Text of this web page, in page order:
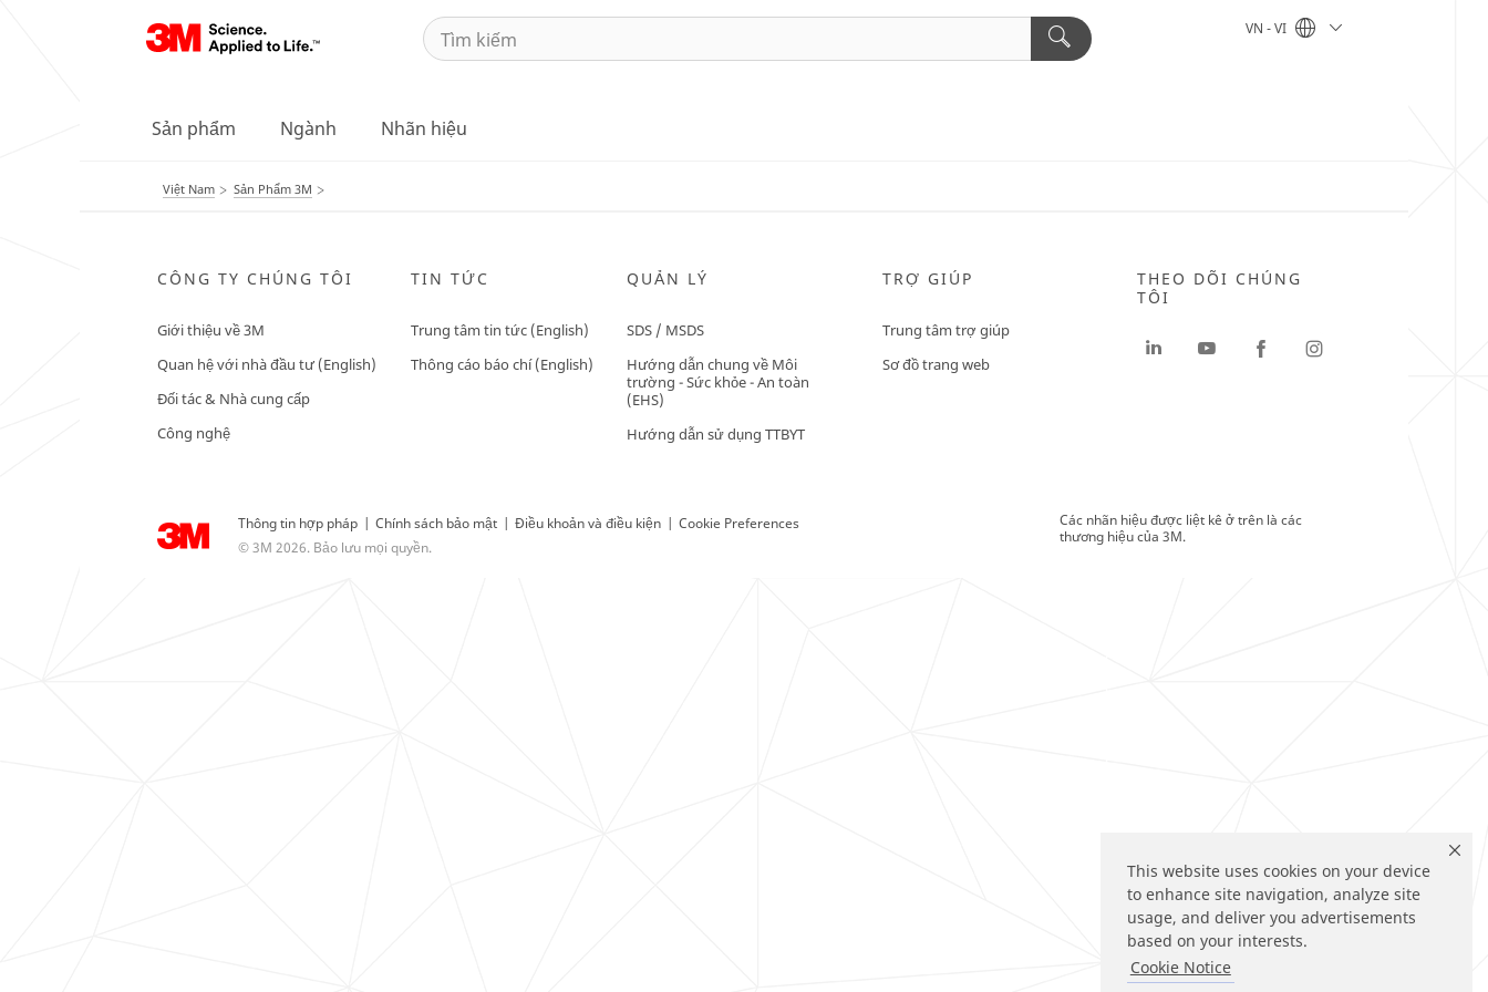
This website uses cookies on your device
to enhance site navigation, analyze site
usage, and deliver you advertisements
based on your interests.
Cookie Notice
VN - VI
Sản phẩm Ngành Nhãn hiệu
Việt Nam Sản Phẩm 3M
CÔNG TY CHÚNG TÔI
Giới thiệu về 3M
Quan hệ với nhà đầu tư (English)
Đối tác & Nhà cung cấp
Công nghệ
TIN TỨC
Trung tâm tin tức (English)
Thông cáo báo chí (English)
QUẢN LÝ
SDS / MSDS
Hướng dẫn chung về Môi
trường - Sức khỏe - An toàn
(EHS)
Hướng dẫn sử dụng TTBYT
TRỢ GIÚP
Trung tâm trợ giúp
Sơ đồ trang web
Thông tin hợp pháp | Chính sách bảo mật | Điều khoản và điều kiện | Cookie Preferences
© 3M 2026. Bảo lưu mọi quyền.
THEO DÕI CHÚNG
TÔI
Các nhãn hiệu được liệt kê ở trên là các
thương hiệu của 3M.